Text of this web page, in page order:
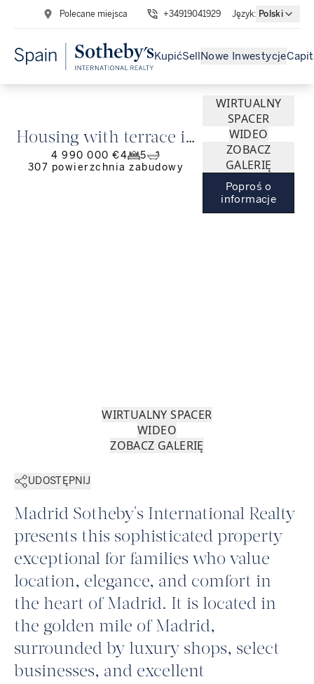
Polecane miejsca +34919041929 Język: Polski
KupićSell Nowe Inwestycje
Housing with terrace in
the golden mile of
4 990 000 €4
5
307 powierzchnia zabudowy
WIRTUALNY
SPACER
WIDEO
ZOBACZ
GALERIĘ
Poproś o
informacje
WIRTUALNY SPACER
WIDEO
ZOBACZ GALERIĘ
UDOSTĘPNIJ
Madrid Sotheby's International Realty
presents this sophisticated property
exceptional for families who value
location, elegance, and comfort in
the heart of Madrid. It is located in
the golden mile of Madrid,
surrounded by luxury shops, select
businesses, and excellent